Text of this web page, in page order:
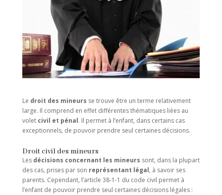
Le droit des mineurs se trouve être un terme relativement
large. Il comprend en effet différentes thématiques liées au
volet civil et pénal. Il permet à l’enfant, dans certains cas
exceptionnels, de pouvoir prendre seul certaines décisions.
Droit civil des mineurs
Les décisions concernant les mineurs sont, dans la plupart
des cas, prises par son représentant légal, à savoir ses
parents. Cependant, l’article 38-1-1 du code civil permet à
l’enfant de pouvoir prendre seul certaines décisions légales :